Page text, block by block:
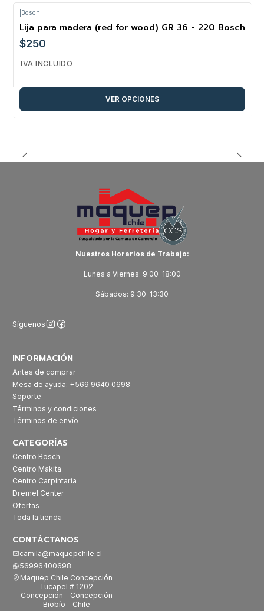
Bosch
Lija para madera (red for wood) GR 36 - 220 Bosch
$250
IVA INCLUIDO
VER OPCIONES
Nuestros Horarios de Trabajo:
Lunes a Viernes: 9:00-18:00
Sábados: 9:30-13:30
Síguenos
INFORMACIÓN
Antes de comprar
Mesa de ayuda: +569 9640 0698
Soporte
Términos y condiciones
Términos de envío
CATEGORÍAS
Centro Bosch
Centro Makita
Centro Carpintaria
Dremel Center
Ofertas
Toda la tienda
CONTÁCTANOS
camila@maquepchile.cl
56996400698
Maquep Chile Concepción
Tucapel # 1202
Concepción - Concepción
Biobío - Chile